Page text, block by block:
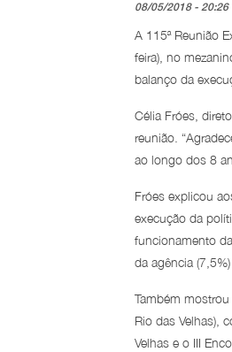
08/05/2018 - 20:26
A 115ª Reunião
feira), no
balanço da
Célia Fróes,
reunião.
ao longo dos 8
Fróes explicou
execução da
funcionamento
da agência
Também
Rio das Velhas),
Velhas e o III